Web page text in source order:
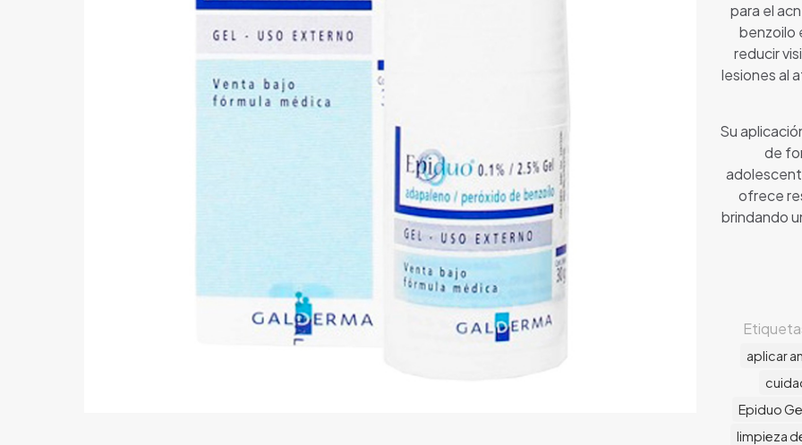
para el
benzoilo
reducir
lesiones al
Su
de
ofrece
brindando
aplicar
Epiduo
limpieza